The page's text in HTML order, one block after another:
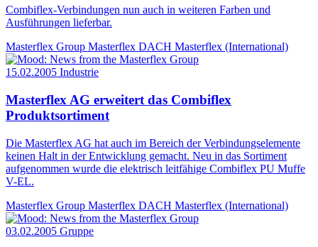
Combiflex-Verbindungen nun auch in weiteren Farben und
Ausführungen lieferbar.
Masterflex Group Masterflex DACH Masterflex (International)
15.02.2005 Industrie
Masterflex AG erweitert das Combiflex
Produktsortiment
Die Masterflex AG hat auch im Bereich der Verbindungselemente
keinen Halt in der Entwicklung gemacht. Neu in das Sortiment
aufgenommen wurde die elektrisch leitfähige Combiflex PU Muffe
V-EL.
Masterflex Group Masterflex DACH Masterflex (International)
03.02.2005 Gruppe